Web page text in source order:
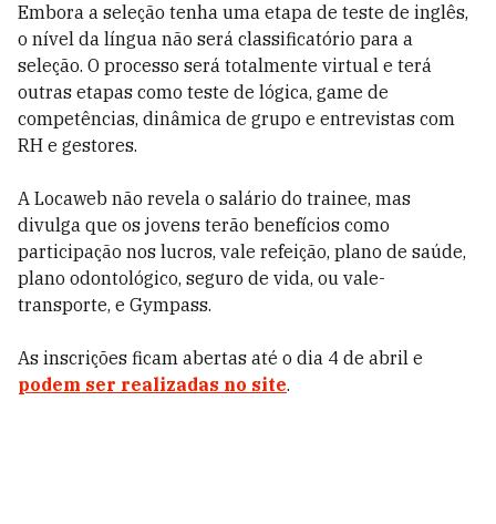
Embora a seleção tenha uma etapa de teste de inglês,
o nível da língua não será classificatório para a
seleção. O processo será totalmente virtual e terá
outras etapas como teste de lógica, game de
competências, dinâmica de grupo e entrevistas com
RH e gestores.
A Locaweb não revela o salário do trainee, mas
divulga que os jovens terão benefícios como
participação nos lucros, vale refeição, plano de saúde,
plano odontológico, seguro de vida, ou vale-
transporte, e Gympass.
As inscrições ficam abertas até o dia 4 de abril e
podem ser realizadas no site.